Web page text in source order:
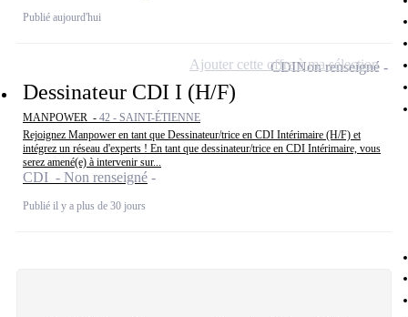
Publié aujourd'hui
Dessinateur CDI I (H/F)
MANPOWER - 42 - SAINT-ÉTIENNE
Rejoignez Manpower en tant que Dessinateur/trice en CDI Intérimaire (H/F) et
intégrez un réseau d'experts ! En tant que dessinateur/trice en CDI Intérimaire, vous
serez amené(e) à intervenir sur...
CDI - Non renseigné
Publié il y a plus de 30 jours
CDINon renseigné
Ajouter cette offre à ma sélection